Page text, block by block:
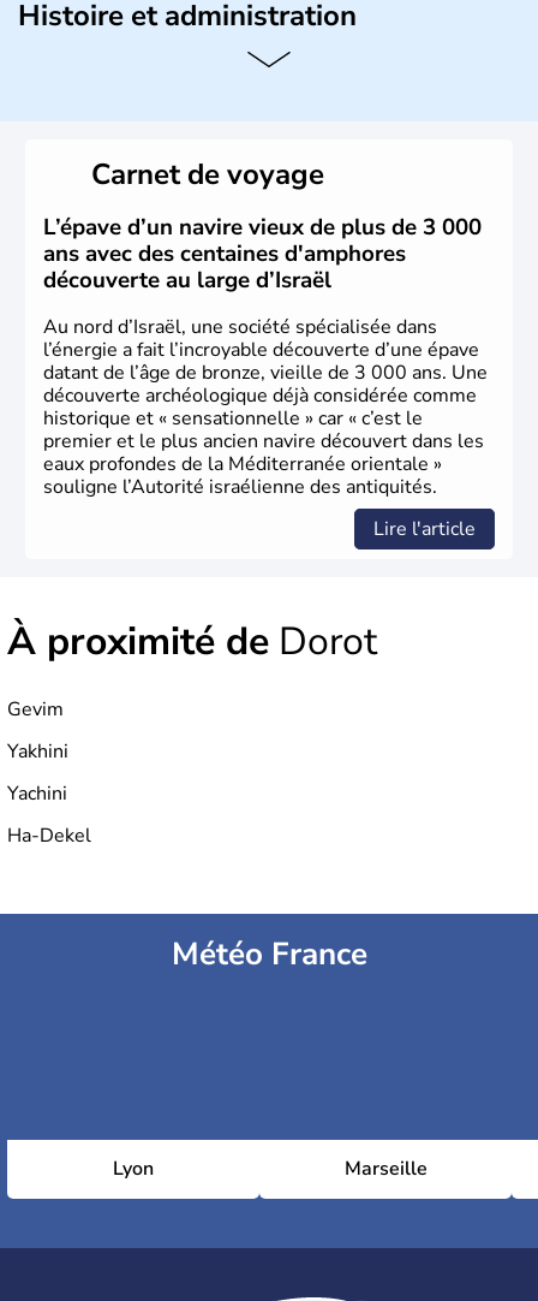
Histoire et administration
L'Israël est un état de la partie est de la Méditerranée,
vrai essor économique dans le domaine des nouvelles
Carnet de voyage
L’épave d’un navire vieux de plus de 3 000
ans avec des centaines d'amphores
découverte au large d’Israël
Au nord d’Israël, une société spécialisée dans
l’énergie a fait l’incroyable découverte d’une épave
datant de l’âge de bronze, vieille de 3 000 ans. Une
découverte archéologique déjà considérée comme
historique et « sensationnelle » car « c’est le
premier et le plus ancien navire découvert dans les
eaux profondes de la Méditerranée orientale »
souligne l’Autorité israélienne des antiquités.
Lire l'article
À proximité de Dorot
Gevim
Yakhini
Yachini
Ha-Dekel
Météo France
Lyon Marseille